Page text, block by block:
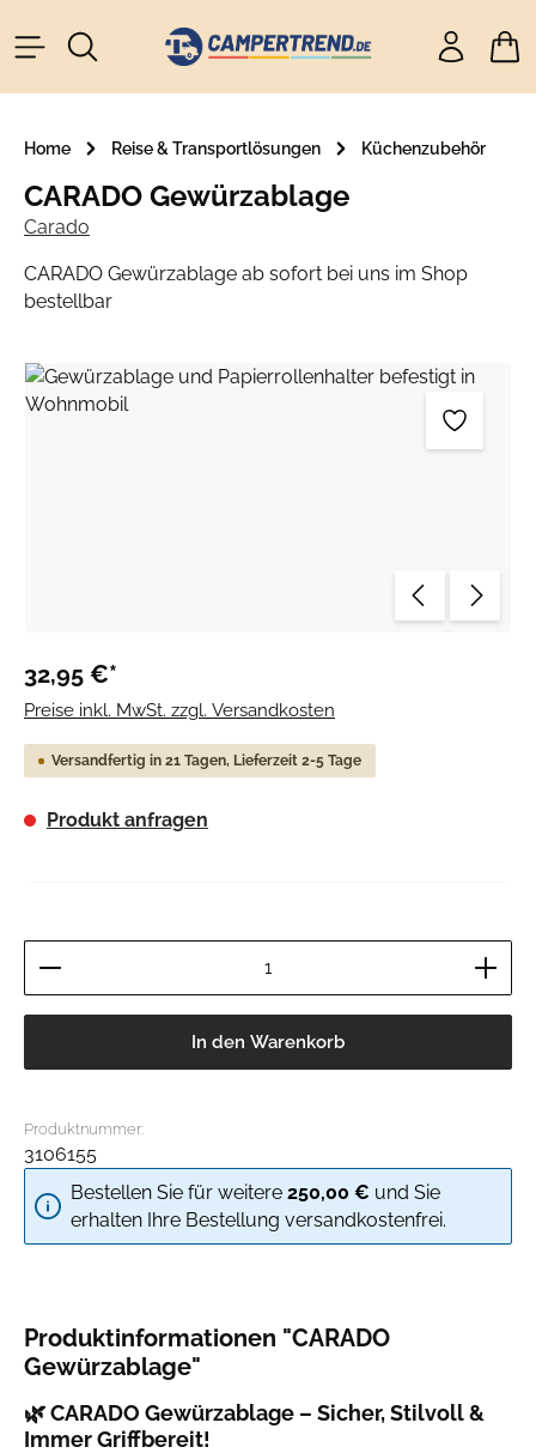
springen
Home Reise & Transportlösungen Küchenzubehör
CARADO Gewürzablage
Carado
CARADO Gewürzablage ab sofort bei uns im Shop
bestellbar
Bildergalerie überspringen
32,95 €*
Preise inkl. MwSt. zzgl. Versandkosten
Versandfertig in 21 Tagen, Lieferzeit 2-5 Tage
Produkt anfragen
Produkt Anzahl: Gib den gewünschten Wert ein
In den Warenkorb
Produktnummer:
3106155
Bestellen Sie für weitere 250,00 € und Sie
erhalten Ihre Bestellung versandkostenfrei.
Produktinformationen "CARADO
Gewürzablage"
🌿CARADO Gewürzablage – Sicher, Stilvoll &
Immer Griffbereit!